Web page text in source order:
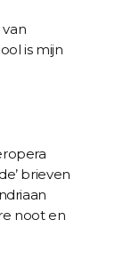
is mijn
brieven
noot en